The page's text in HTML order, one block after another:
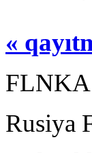
«
Rusiya